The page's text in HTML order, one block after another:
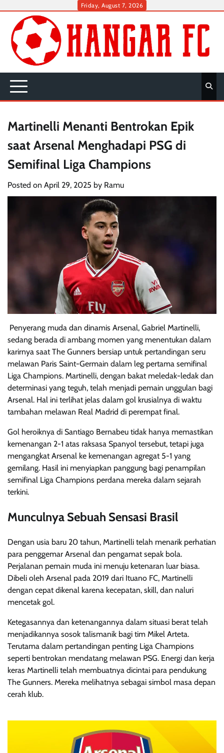
content
Friday, August 7, 2026
Martinelli Menanti Bentrokan Epik
saat Arsenal Menghadapi PSG di
Semifinal Liga Champions
Posted on April 29, 2025 by Ramu
Penyerang muda dan dinamis Arsenal, Gabriel Martinelli,
sedang berada di ambang momen yang menentukan dalam
karirnya saat The Gunners bersiap untuk pertandingan seru
melawan Paris Saint-Germain dalam leg pertama semifinal
Liga Champions. Martinelli, dengan bakat meledak-ledak dan
determinasi yang teguh, telah menjadi pemain unggulan bagi
Arsenal. Hal ini terlihat jelas dalam gol krusialnya di waktu
tambahan melawan Real Madrid di perempat final.
Gol heroiknya di Santiago Bernabeu tidak hanya memastikan
kemenangan 2-1 atas raksasa Spanyol tersebut, tetapi juga
mengangkat Arsenal ke kemenangan agregat 5-1 yang
gemilang. Hasil ini menyiapkan panggung bagi penampilan
semifinal Liga Champions perdana mereka dalam sejarah
terkini.
Munculnya Sebuah Sensasi Brasil
Dengan usia baru 20 tahun, Martinelli telah menarik perhatian
para penggemar Arsenal dan pengamat sepak bola.
Perjalanan pemain muda ini menuju ketenaran luar biasa.
Dibeli oleh Arsenal pada 2019 dari Ituano FC, Martinelli
dengan cepat dikenal karena kecepatan, skill, dan naluri
mencetak gol.
Ketegasannya dan ketenangannya dalam situasi berat telah
menjadikannya sosok talismanik bagi tim Mikel Arteta.
Terutama dalam pertandingan penting Liga Champions
seperti bentrokan mendatang melawan PSG. Energi dan kerja
keras Martinelli telah membuatnya dicintai para pendukung
The Gunners. Mereka melihatnya sebagai simbol masa depan
cerah klub.